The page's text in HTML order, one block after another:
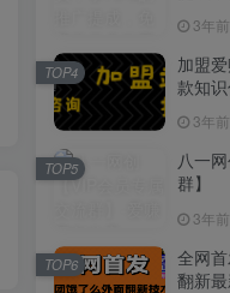
某讯游戏搬砖项目，0投入，可以挂机，轻松上手,月入3000+上不封顶
3年前
加盟
款知
3年前
TOP4
八一
群】
3年前
TOP5
全网
翻新
TOP6